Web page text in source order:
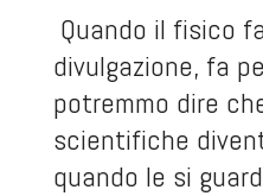
Quando il fisico
divulgazione, fa
potremmo dire
scientifiche
quando le si